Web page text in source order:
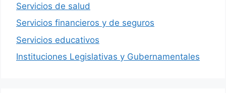
Servicios de salud
Servicios financieros y de seguros
Servicios educativos
Instituciones Legislativas y Gubernamentales